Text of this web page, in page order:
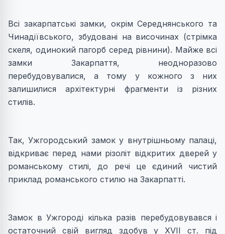
Всі закарпатські замки, окрім Середнянського та
Чинадіївського, збудовані на височинах (стрімка
скеля, одинокий пагорб серед рівнини). Майже всі
замки Закарпаття, неодноразово
перебудовувалися, а тому у кожного з них
залишилися архітектурні фрагменти із різних
стилів.
Так, Ужгородський замок у внутрішньому палаці,
відкриває перед нами різоліт відкритих дверей у
романському стилі, до речі це єдиний чистий
приклад романського стилю на Закарпатті.
Замок в Ужгороді кілька разів перебудовувався і
остаточний свій вигляд здобув у ХVІІ ст. під